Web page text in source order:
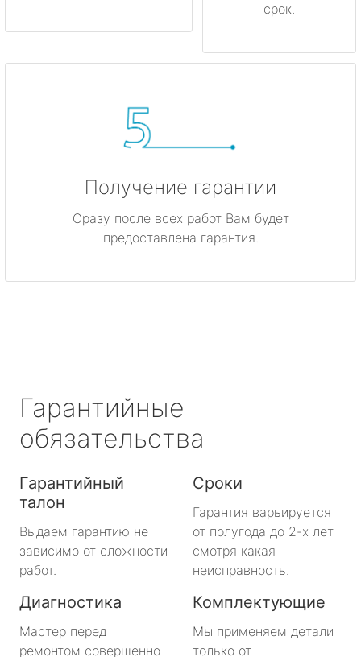
срок.
Получение гарантии
Сразу после всех работ Вам будет
предоставлена гарантия.
Гарантийные
обязательства
Гарантийный
талон
Выдаем гарантию не
зависимо от сложности
работ.
Сроки
Гарантия варьируется
от полугода до 2-х лет
смотря какая
неисправность.
Диагностика
Мастер перед
ремонтом совершенно
Комплектующие
Мы применяем детали
только от